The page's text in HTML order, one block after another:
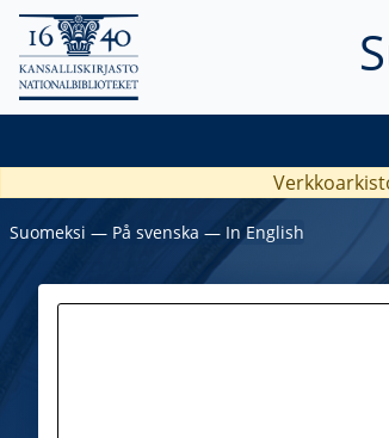
Suomeksi ― På svenska ― In English